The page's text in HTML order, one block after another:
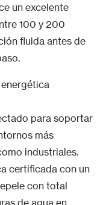
un excelente
100 y 200
fluida antes de
para soportar
más
industriales.
certificada con un
con total
de agua en